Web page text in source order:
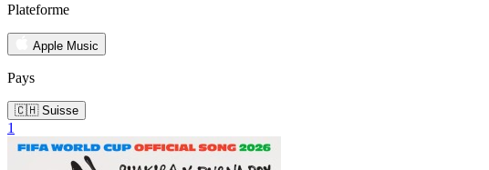
Plateforme
Apple Music
Pays
🇨🇭 Suisse
1